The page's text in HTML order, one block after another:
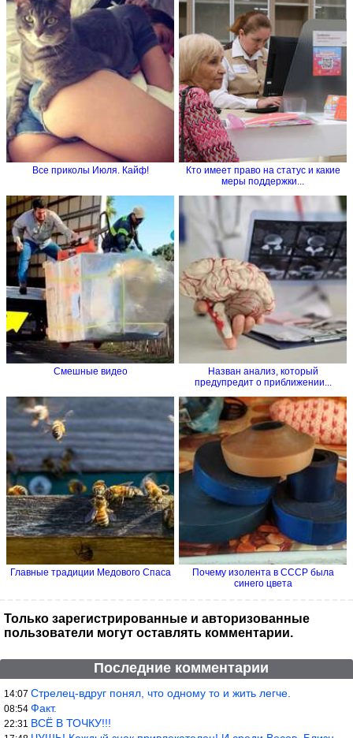
Все приколы Июля. Кайф!
Кто имеет право на статус и какие
меры поддержки...
Смешные видео
Назван анализ, который
предупредит о приближении...
Главные традиции Медового Спаса
Почему изолента в СССР была
синего цвета
Только зарегистрированные и авторизованные
пользователи могут оставлять комментарии.
Последние комментарии
14:07 Стрелец-вдруг понял, что одному то и жить легче.
08:54 Факт.
22:31 ВСЁ В ТОЧКУ!!!